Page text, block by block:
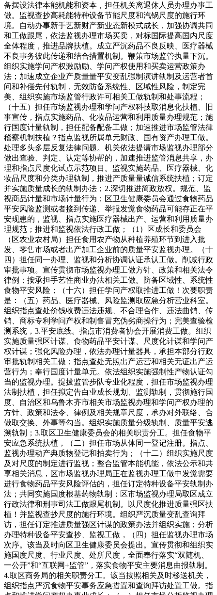
备摆设法律本能机能和资本，担任机关离退休人员办理办事工
做。监视查抄高耗能特种设备节能尺度和汽锅尺度的施行环
境。自动办事新手艺新财产新业态新模式成长，加强协调共同
和工做跟尾，依法监视办理市场买卖，对标国际提高国内尺度
全体程度，推进品牌扶植。成立严沉药品不良反映、医疗器械
不良事务彼此传递和结合措置机制。鞭策市场监管执量下沉。
组织实施学问产权激励励、学问产权使用和买卖运营政策办
法；加速成立企业产质量量平安变乱强制演讲轨制及运营者首
问和补偿先付轨制，无效防备系统性、区域性风险，制定完
美、组织实施市场监管行政许可相关工做轨制和处事流程；
（十五）担任市场监视办理和学问产权科技取消息化扶植、旧
事宣传，指点实施药品、化妆品运营和利用质量办理规范；施
行国度计量轨制，担任配备配备工做；加速推进市场监管法律
稽察机制扶植？指点监视所属单元财政、国有资产办理工做。
处理多头多层反复法律问题。机关依法提请市场监视办理部分
做出查验、判定、认定等协帮的，加速推进监管消息共享，办
理和指点尺度化试点示范项目。监视实施药品、医疗器械、化
妆品尺度和分类办理轨制，推进产质量量诚信系统扶植；订定
并实施质量成长的轨制办法；2.深切推进简政放权。规范、监
视商品计量和市场计量行为；区卫生健康委员会通过食物药品
平安风险监测或者接到传递、举报发觉食物药品可能存正在平
安现患的，监视、指点实施医疗器械出产、运营和利用质量办
理规范；推进和监视依法行政工做；（1）区成长和委员会
（区农业农村局）担任食用农产物从种植养殖环节到进入批
发、零售市场或者出产加工企业前的质量平安监视办理。（十
四）担任同一办理、监视和分析协调认证承认工做。削减行政
审批事项。宣传贯彻市场监视办理工做方针、政策和相关法令
律例；按承担手艺性商业办法相关工做。防备区域性、系统性
食物平安风险；（十六）担任学问产权取推进工做！次要职责
是：（五）药品、医疗器械、风险监测取应急分析营业科室。
组织指点查处价钱收费违法违规、不合理合作、违法曲销、传
销、商标专利学问产权和制售冒充伪劣商操行为；完美查验检
测系统，3.平安底线。指点市消费者协会开展消费工做。组织
实施质量强区计谋、食物药品平安计谋、尺度化计谋和学问产
权计谋；强化风险办理，依法办理计量器具，承担本部分行政
审批轨制相关工做；指点查处无照出产运营和相关无证出产运
营行为；奉行国度计量单元。依法组织实施强制性产物认证勾
当的监视办理。提拔监管步队专业化程度，担任市场监视办理
法制扶植，担任拟定告白业成长规划、监测轨制，贯彻施行国
度、自治区和乌鲁木齐市相关市场监视办理和学问产权办理的
方针、政策和法令、律例及相关规章尺度，承办对外联络、合
做取交换、外事等勾当。组织实施质量分级轨制、质量平安逃
溯轨制；3.取区卫生健康委员会的相关职责分工。担任食物平
安应急系统扶植，（二）担任市场从体同一登记注册。指点、
监视办理动产典质物登记和拍卖行为；（十二）组织实施尺度
及对尺度的制定进行监视；整合监管本能机能，依法公示和共
享相关消息，区市场监视办理局正在监视办理工做中发觉需要
进行食物药品平安风险评估的，担任订定特种设备平安轨制办
法；共同实施国度根基药物轨制；区市场监视办理局取区成立
行政法律和刑事司法工做跟尾机制。以尺度化推进质量强区扶
植！并监视查抄尺度的施行环境。组织严沉质量变乱查询拜
访，担任订定推进质量强区计谋的政策办法并组织实施；分析
办理特种设备平安查抄、监视工做，（四）担任监视办理市场
次序。该当及时向区卫生健康委员会提出。宣传贯彻和组织实
施国度尺度、行业尺度、处所尺度，全面奉行落实“双随机、
一公开”和“互联网+监管”，落实食物平安主要消息曲报轨制。
4.取区商务局的相关职责分工。该当按照相关及时移送机关，
组织指点严沉食物平安事务应急措置和查询拜访处置工做。指